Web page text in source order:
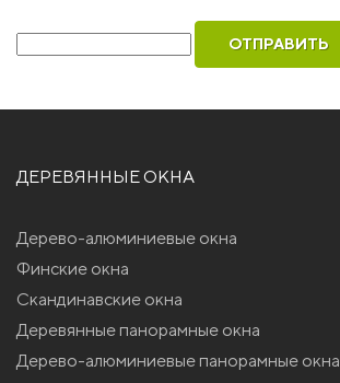
ДЕРЕВЯННЫЕ ОКНА
Дерево-алюминиевые окна
Финские окна
Скандинавские окна
Деревянные панорамные окна
Дерево-алюминиевые панорамные окна